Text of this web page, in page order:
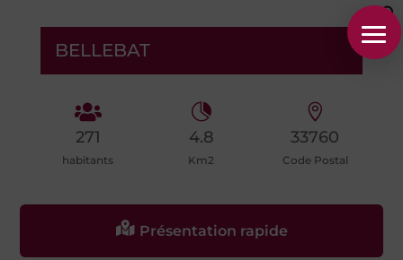
BELLEBAT

271
habitants

4.8
Km2

33760
Code Postal
 Présentation rapide